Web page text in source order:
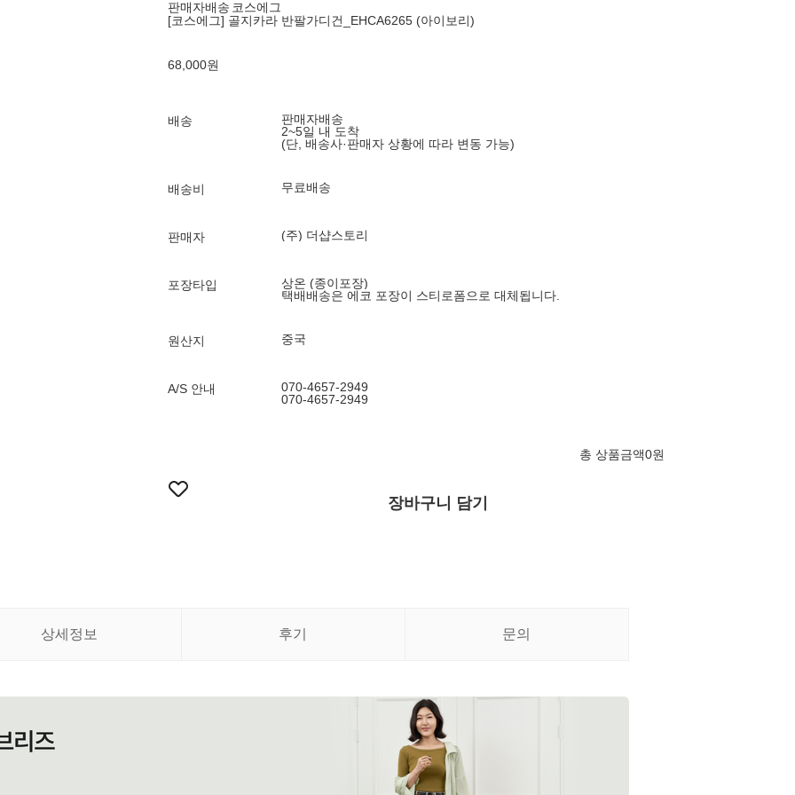
판매자배송 코스에그
[코스에그] 골지카라 반팔가디건_EHCA6265 (아이보리)
68,000원
배송
판매자배송
2~5일 내 도착
(단, 배송사·판매자 상황에 따라 변동 가능)
배송비 무료배송
판매자 (주) 더샵스토리
포장타입
상온 (종이포장)
택배배송은 에코 포장이 스티로폼으로 대체됩니다.
원산지 중국
A/S 안내
070-4657-2949
070-4657-2949
총 상품금액0원
장바구니 담기
상세정보 후기 문의